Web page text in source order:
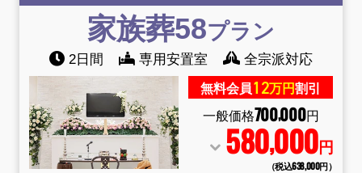
家族葬58プラン
2日間 専用安置室 全宗派対応
無料会員12万円割引
一般価格700,000円
580,000円
（税込638,000円）